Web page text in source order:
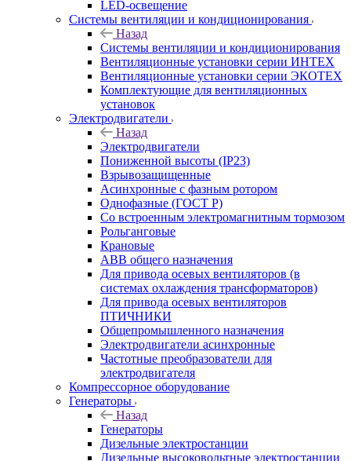
LED-освещение
Системы вентиляции и кондиционирования
Назад
Системы вентиляции и кондиционирования
Вентиляционные установки серии ИНТЕХ
Вентиляционные установки серии ЭКОТЕХ
Комплектующие для вентиляционных
установок
Электродвигатели
Назад
Электродвигатели
Пониженной высоты (IP23)
Взрывозащищенные
Асинхронные с фазным ротором
Однофазные (ГОСТ Р)
Со встроенным электромагнитным тормозом
Рольганговые
Крановые
АВВ общего назначения
Для привода осевых вентиляторов (в
системах охлаждения трансформаторов)
Для привода осевых вентиляторов
ПТИЧНИКИ
Общепромышленного назначения
Электродвигатели асинхронные
Частотные преобразователи для
электродвигателя
Компрессорное оборудование
Генераторы
Назад
Генераторы
Дизельные электростанции
Дизельные высоковольтные электростанции